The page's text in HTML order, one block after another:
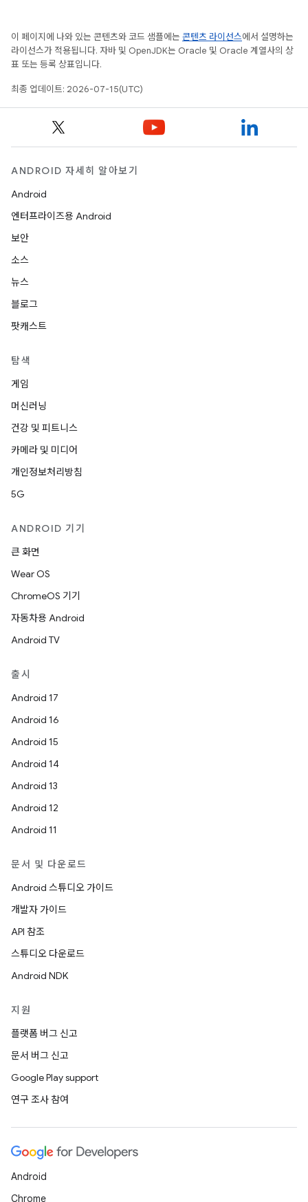
이 페이지에 나와 있는 콘텐츠와 코드 샘플에는 콘텐츠 라이선스에서 설명하는
라이선스가 적용됩니다. 자바 및 OpenJDK는 Oracle 및 Oracle 계열사의 상
표 또는 등록 상표입니다.
최종 업데이트: 2026-07-15(UTC)
ANDROID 자세히 알아보기
Android
엔터프라이즈용 Android
보안
소스
뉴스
블로그
팟캐스트
탐색
게임
머신러닝
건강 및 피트니스
카메라 및 미디어
개인정보처리방침
5G
ANDROID 기기
큰 화면
Wear OS
ChromeOS 기기
자동차용 Android
Android TV
출시
Android 17
Android 16
Android 15
Android 14
Android 13
Android 12
Android 11
문서 및 다운로드
Android 스튜디오 가이드
개발자 가이드
API 참조
스튜디오 다운로드
Android NDK
지원
플랫폼 버그 신고
문서 버그 신고
Google Play support
연구 조사 참여
Android
Chrome